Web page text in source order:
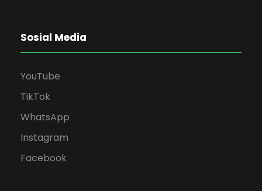
Sosial Media
YouTube
TikTok
WhatsApp
Instagram
Facebook